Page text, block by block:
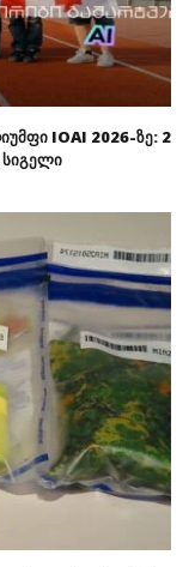
IOAI 2026-ზე: 2
სიგელი